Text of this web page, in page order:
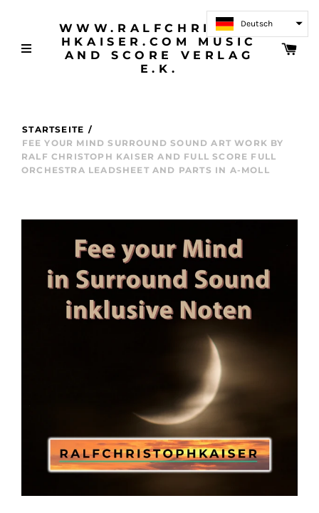
WWW.RALFCHRISTOP
HKAISER.COM MUSIC
AND SCORE VERLAG
E.K.
STARTSEITE /
FEE YOUR MIND SURROUND SOUND ART WORK BY
RALF CHRISTOPH KAISER AND FULL SCORE FULL
ORCHESTRA LEADSHEET AND PARTS IN A-MOLL
Deutsch